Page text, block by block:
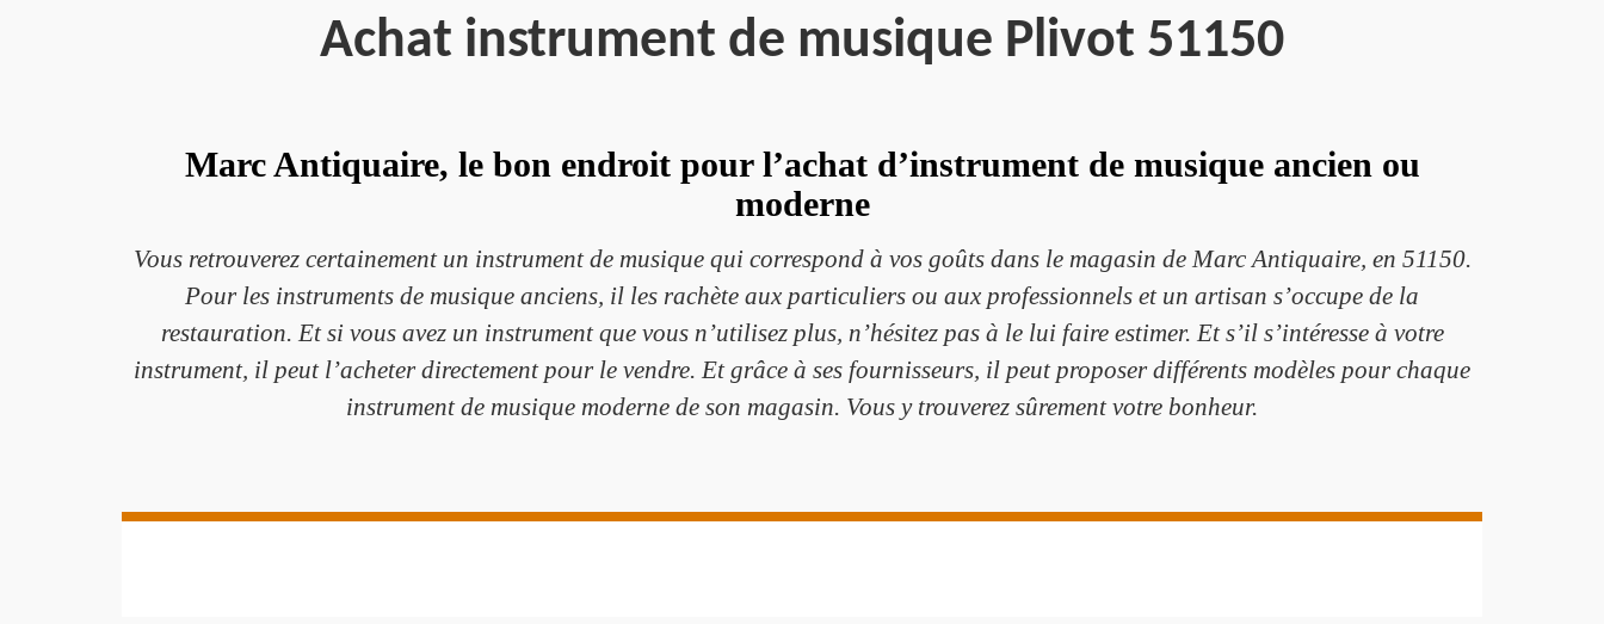
Achat instrument de musique Plivot 51150
Marc Antiquaire, le bon endroit pour l’achat d’instrument de musique ancien ou
moderne
Vous retrouverez certainement un instrument de musique qui correspond à vos goûts dans le magasin de Marc Antiquaire, en 51150.
Pour les instruments de musique anciens, il les rachète aux particuliers ou aux professionnels et un artisan s’occupe de la
restauration. Et si vous avez un instrument que vous n’utilisez plus, n’hésitez pas à le lui faire estimer. Et s’il s’intéresse à votre
instrument, il peut l’acheter directement pour le vendre. Et grâce à ses fournisseurs, il peut proposer différents modèles pour chaque
instrument de musique moderne de son magasin. Vous y trouverez sûrement votre bonheur.